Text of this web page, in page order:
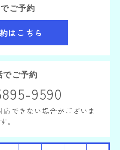
ご予約
はこちら
でご予約
9590
できない場合がございま
す。